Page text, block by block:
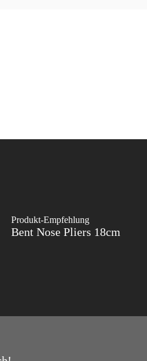
Produkt-Empfehlung
Bent Nose Pliers 18cm